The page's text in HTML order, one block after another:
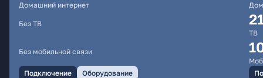
Домашний интернет
Без ТВ
Без мобильной связи
Подключение Оборудование
ТВ